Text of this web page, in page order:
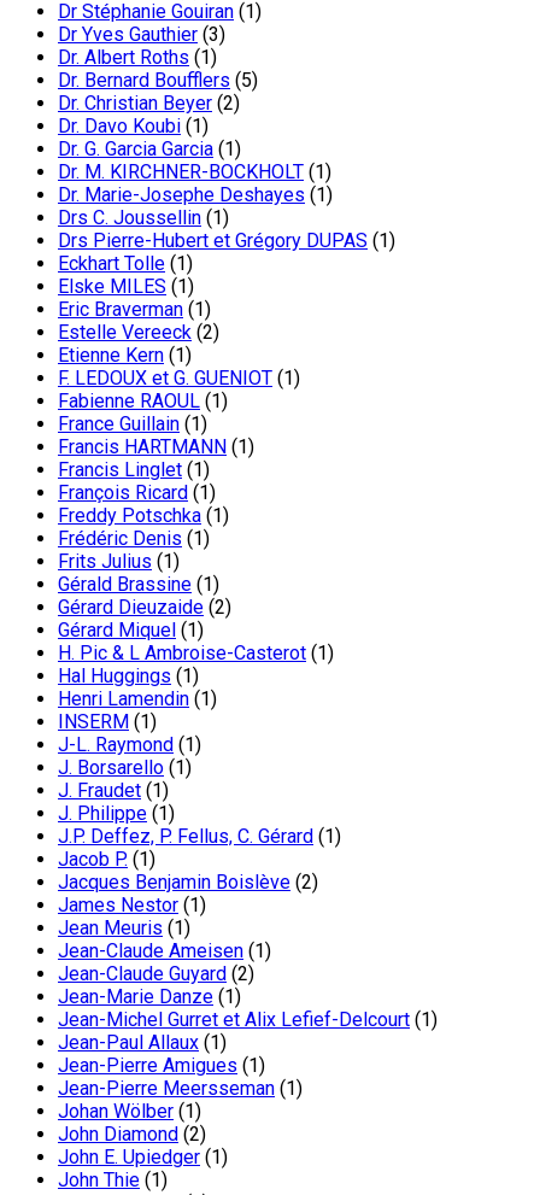
Dr Stéphanie Gouiran (1)
Dr Yves Gauthier (3)
Dr. Albert Roths (1)
Dr. Bernard Boufflers (5)
Dr. Christian Beyer (2)
Dr. Davo Koubi (1)
Dr. G. Garcia Garcia (1)
Dr. M. KIRCHNER-BOCKHOLT (1)
Dr. Marie-Josephe Deshayes (1)
Drs C. Joussellin (1)
Drs Pierre-Hubert et Grégory DUPAS (1)
Eckhart Tolle (1)
Elske MILES (1)
Eric Braverman (1)
Estelle Vereeck (2)
Etienne Kern (1)
F. LEDOUX et G. GUENIOT (1)
Fabienne RAOUL (1)
France Guillain (1)
Francis HARTMANN (1)
Francis Linglet (1)
François Ricard (1)
Freddy Potschka (1)
Frédéric Denis (1)
Frits Julius (1)
Gérald Brassine (1)
Gérard Dieuzaide (2)
Gérard Miquel (1)
H. Pic & L Ambroise-Casterot (1)
Hal Huggings (1)
Henri Lamendin (1)
INSERM (1)
J-L. Raymond (1)
J. Borsarello (1)
J. Fraudet (1)
J. Philippe (1)
J.P. Deffez, P. Fellus, C. Gérard (1)
Jacob P. (1)
Jacques Benjamin Boislève (2)
James Nestor (1)
Jean Meuris (1)
Jean-Claude Ameisen (1)
Jean-Claude Guyard (2)
Jean-Marie Danze (1)
Jean-Michel Gurret et Alix Lefief-Delcourt (1)
Jean-Paul Allaux (1)
Jean-Pierre Amigues (1)
Jean-Pierre Meersseman (1)
Johan Wölber (1)
John Diamond (2)
John E. Upiedger (1)
John Thie (1)